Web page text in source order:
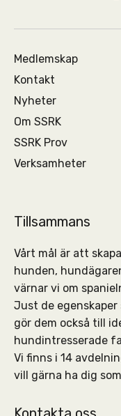
Medlemskap
Kontakt
Nyheter
Om SSRK
SSRK Prov
Verksamheter
Tillsammans
Vårt mål är att
hunden,
värnar vi om
Just de
gör dem också till
hundintresserade
Vi finns i 14
vill gärna ha dig